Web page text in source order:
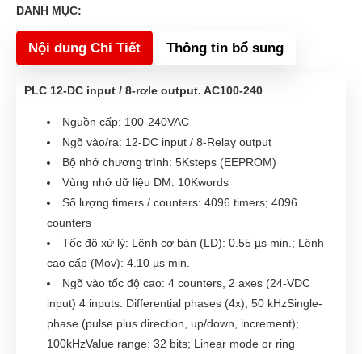
DANH MỤC:
Nội dung Chi Tiết Thông tin bổ sung
PLC 12-DC input / 8-rơle output. AC100-240
Nguồn cấp: 100-240VAC
Ngõ vào/ra: 12-DC input / 8-Relay output
Bộ nhớ chương trình: 5Ksteps (EEPROM)
Vùng nhớ dữ liệu DM: 10Kwords
Số lượng timers / counters: 4096 timers; 4096
counters
Tốc độ xử l‎ý: Lệnh cơ bản (LD): 0.55 µs min.; Lệnh
cao cấp (Mov): 4.10 µs min.
Ngõ vào tốc độ cao: 4 counters, 2 axes (24-VDC
input) 4 inputs: Differential phases (4x), 50 kHzSingle-
phase (pulse plus direction, up/down, increment);
100kHzValue range: 32 bits; Linear mode or ring